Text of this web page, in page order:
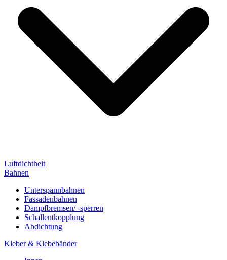
Luftdichtheit
Bahnen
Unterspannbahnen
Fassadenbahnen
Dampfbremsen/ -sperren
Schallentkopplung
Abdichtung
Kleber & Klebebänder